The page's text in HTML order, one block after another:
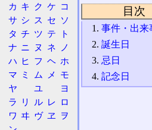
目次
事件・出来
誕生日
忌日
記念日
カ キ ク ケ コ
サ シ ス セ ソ
タ チ ツ テ
ト
ナ ニ ヌ ネ
ノ
ハ ヒ フ ヘ ホ
マ ミ ム メ
モ
ヤ
ユ
ヨ
ラ
リ ル レ ロ
ワ ヰ ヴ ヱ
ヲ